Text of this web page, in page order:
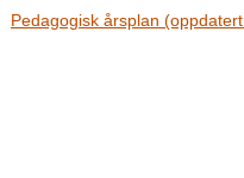
Pedagogisk årsplan